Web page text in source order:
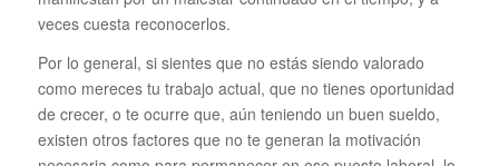
veces cuesta reconocerlos.
Por lo general, si sientes que no estás siendo valorado
como mereces tu trabajo actual, que no tienes oportunidad
de crecer, o te ocurre que, aún teniendo un buen sueldo,
existen otros factores que no te generan la motivación